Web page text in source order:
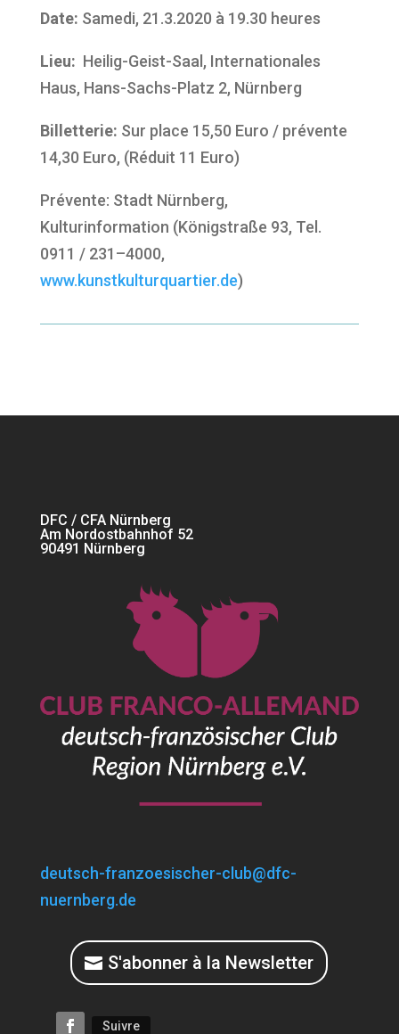
Date: Samedi, 21.3.2020 à 19.30 heures
Lieu: Heilig-Geist-Saal, Internationales
Haus, Hans-Sachs-Platz 2, Nürnberg
Billetterie: Sur place 15,50 Euro / prévente
14,30 Euro, (Réduit 11 Euro)
Prévente: Stadt Nürnberg,
Kulturinformation (Königstraße 93, Tel.
0911 / 231–4000,
www.kunstkulturquartier.de)
DFC / CFA Nürnberg
Am Nordostbahnhof 52
90491 Nürnberg
deutsch-franzoesischer-club@dfc-
nuernberg.de
S'abonner à la Newsletter
Suivre